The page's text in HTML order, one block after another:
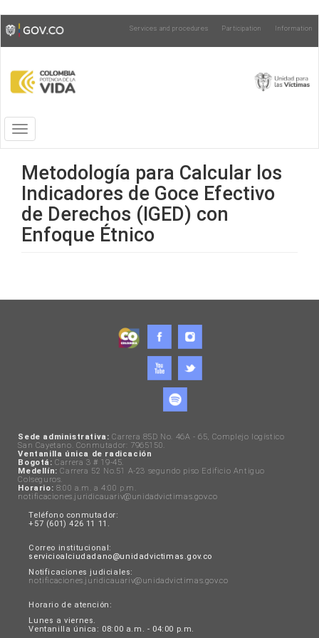
Skip
to
main
Toggle
high
contrast
Services and procedures Participation Information
Toggle
navigation
Metodología para Calcular los
Indicadores de Goce Efectivo
de Derechos (IGED) con
Enfoque Étnico
Sede administrativa: Carrera 85D No. 46A - 65, Complejo logístico
San Cayetano. Conmutador: 7965150.
Ventanilla única de radicación
Bogotá: Carrera 3 # 19-45.
Medellín: Carrera 52 No.51 A-23 segundo piso Edificio Antiguo
Colseguros.
Horario: 8:00 a.m. a 4:00 p.m.
notificaciones.juridicauariv@unidadvictimas.gov.co
Teléfono conmutador:
+57 (601) 426 11 11.
Correo institucional:
servicioalciudadano@unidadvictimas.gov.co
Notificaciones judiciales:
notificaciones.juridicauariv@unidadvictimas.gov.co
Horario de atención:
Lunes a viernes.
Ventanilla única: 08:00 a.m. - 04:00 p.m.